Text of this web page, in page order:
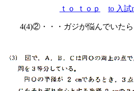
ｔｏ ｔｏｐ to 入試
4(4)②・・・ガジが悩んでいたら